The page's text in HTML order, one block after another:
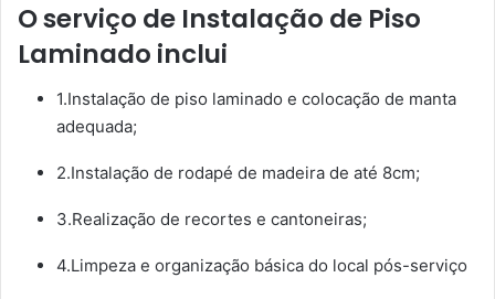
O serviço de Instalação de Piso
Laminado inclui
1.Instalação de piso laminado e colocação de manta
adequada;
2.Instalação de rodapé de madeira de até 8cm;
3.Realização de recortes e cantoneiras;
4.Limpeza e organização básica do local pós-serviço